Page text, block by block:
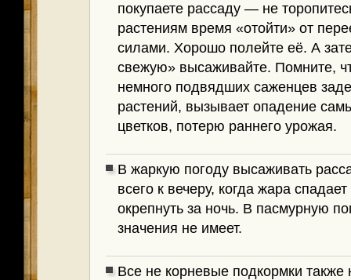
покупаете рассаду — не
растениям время «отойти» от
силами. Хорошо полейте её. А
свежую» высаживайте. Помните,
немного подвядших саженцев
растений, вызывает опадение
цветков, потерю раннего урожая.
В жаркую погоду высаживать
всего к вечеру, когда жара
окрепнуть за ночь. В пасмурную
значения не имеет.
Все не корневые подкормки также